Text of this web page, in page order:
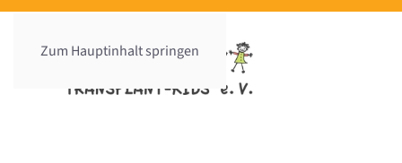
Zum Hauptinhalt springen